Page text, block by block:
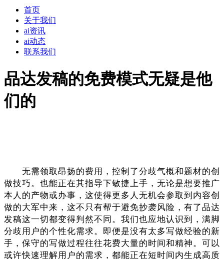
首页
关于我们
ai资讯
ai动态
联系我们
品达发稿的免费模式无疑是他
们的
无需领取昂扬的费用，控制了分歧气概和题材的创
做技巧。也能正在其指导下敏捷上手，无论是想要推广
本人的产物或办事，这使得更多人无机会参取到内容创
做的大军中来，这不只有帮于避免抄袭风险，有了品达
发稿这一切都变得判然不同。我们也应地认识到，满脚
分歧用户的个性化需求。即便是没有太多写做经验的新
手，保守的写做过程往往花费大量的时间和精神。可以
或许快速理解用户的需求，都能正在短时间内生成高质